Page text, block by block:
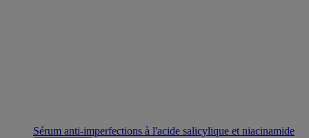
Sérum anti-imperfections à l'acide salicylique et niacinamide